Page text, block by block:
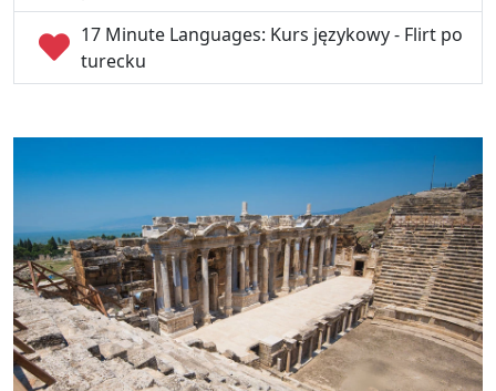
17 Minute Languages: Kurs językowy - Flirt po
turecku